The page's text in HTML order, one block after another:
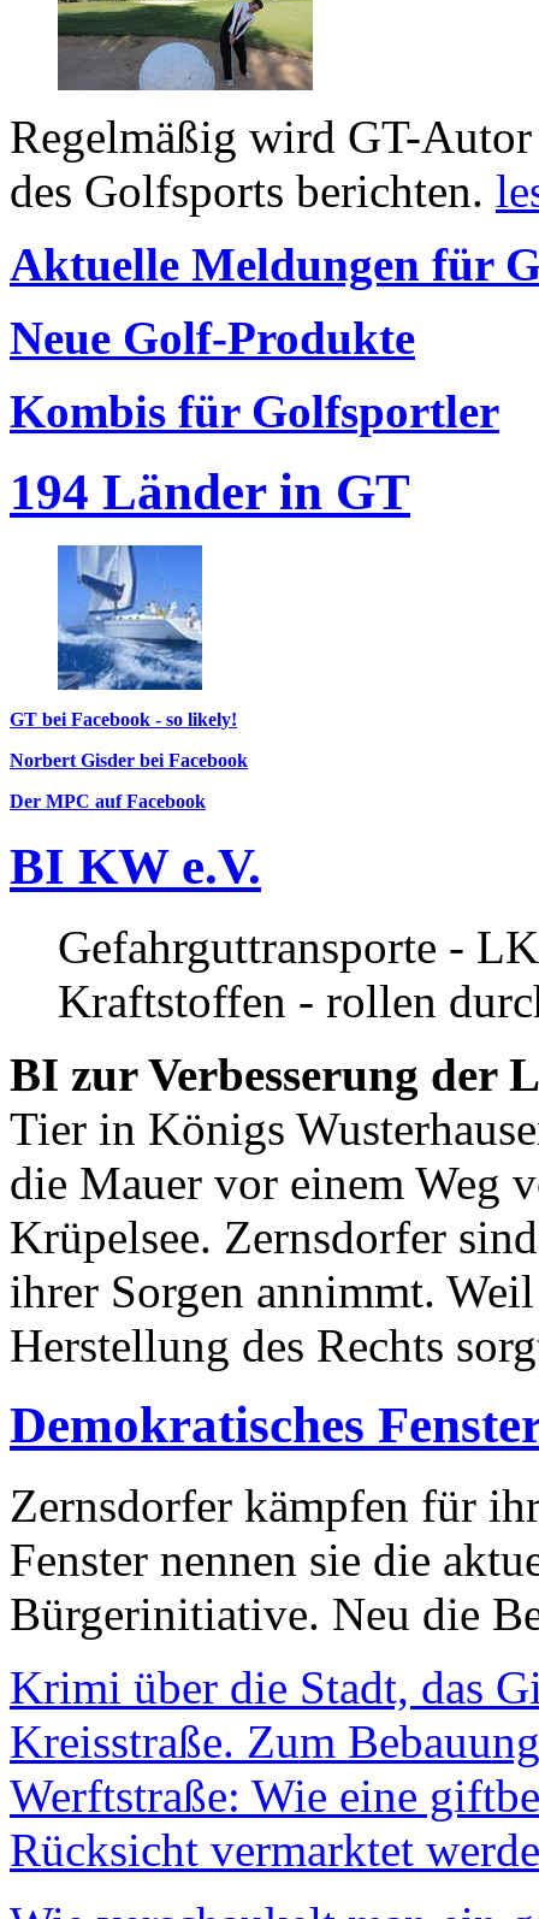
Regelmäßig wird GT-
des Golfsports berichten.
Aktuelle Meldungen für
Neue Golf-Produkte
Kombis für Golfsportler
194 Länder in GT
GT bei Facebook - so likely!
Norbert Gisder bei Facebook
Der MPC auf Facebook
BI KW e.V.
Gefahrguttransporte -
Kraftstoffen - rollen
BI zur Verbesserung der
Tier in Königs
die Mauer vor einem Weg
Krüpelsee. Zernsdorfer
ihrer Sorgen annimmt.
Herstellung des Rechts
Demokratisches
Zernsdorfer kämpfen für
Fenster nennen sie die
Bürgerinitiative. Neu die
Krimi über die Stadt, das
Kreisstraße. Zum
Werftstraße: Wie eine
Rücksicht vermarktet